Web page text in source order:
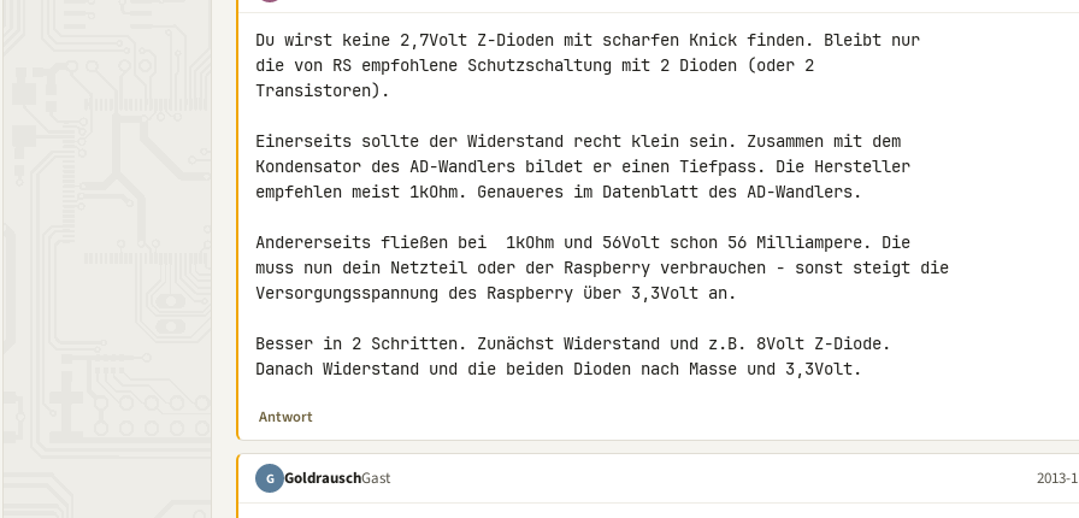
Du wirst keine 2,7Volt Z-Dioden mit scharfen Knick finden. Bleibt nur
die von RS empfohlene Schutzschaltung mit 2 Dioden (oder 2
Transistoren).
Einerseits sollte der Widerstand recht klein sein. Zusammen mit dem
Kondensator des AD-Wandlers bildet er einen Tiefpass. Die Hersteller
empfehlen meist 1kOhm. Genaueres im Datenblatt des AD-Wandlers.
Andererseits fließen bei  1kOhm und 56Volt schon 56 Milliampere. Die
muss nun dein Netzteil oder der Raspberry verbrauchen - sonst steigt die
Versorgungsspannung des Raspberry über 3,3Volt an.
Besser in 2 Schritten. Zunächst Widerstand und z.B. 8Volt Z-Diode.
Danach Widerstand und die beiden Dioden nach Masse und 3,3Volt.
Antwort
G GoldrauschGast 2013-